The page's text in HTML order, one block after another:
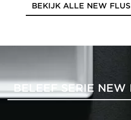
BEKIJK ALLE NEW
BELEEF SERIE NEW